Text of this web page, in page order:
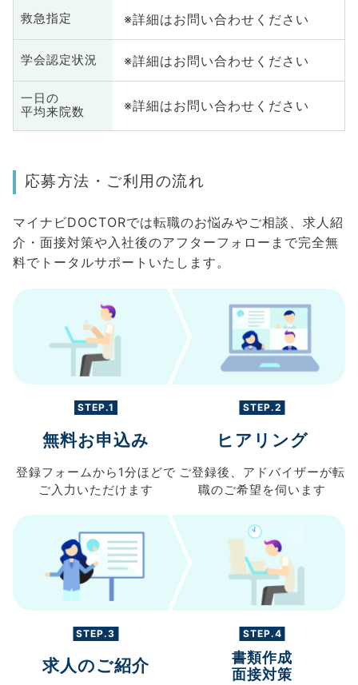
救急指定 ※詳細はお問い合わせください
学会認定状況 ※詳細はお問い合わせください
一日の
平均来院数
※詳細はお問い合わせください
応募方法・ご利用の流れ
マイナビDOCTORでは転職のお悩みやご相談、求人紹
介・面接対策や入社後のアフターフォローまで完全無
料でトータルサポートいたします。
STEP.1
無料お申込み
登録フォームから 1分ほどで
ご入力 いただけます
STEP.2
ヒアリング
ご登録後、 アドバイザーが転
職のご希望を伺います
STEP.3
求人のご紹介
STEP.4
書類作成
面接対策